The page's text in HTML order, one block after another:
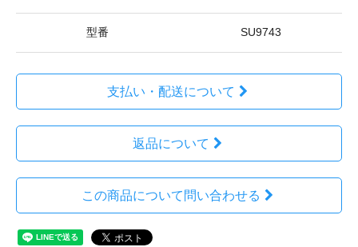
型番 SU9743
支払い・配送について
返品について
この商品について問い合わせる